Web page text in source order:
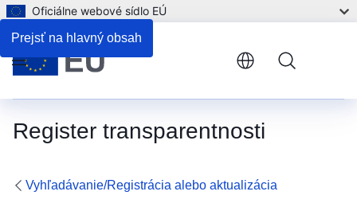
Prejsť na hlavný obsah
Oficiálne webové sídlo EÚ
Register transparentnosti
Menu
Vyhľadávanie/Registrácia alebo aktualizácia